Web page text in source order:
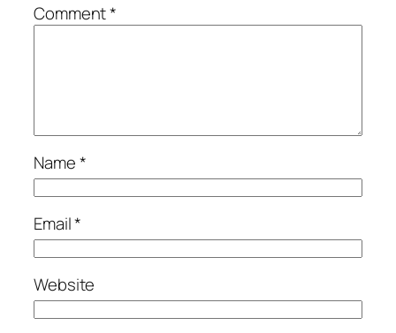
Comment*
Name*
Email*
Website